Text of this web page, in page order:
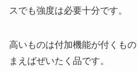
スでも強度は必要十分です。
高いものは付加機能が付くも
まえばぜいたく品です。